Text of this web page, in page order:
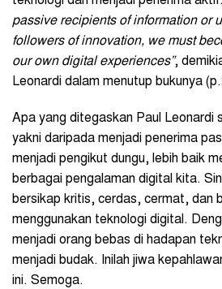
passive recipients of information or
followers of innovation, we must
our own digital experiences”,
Leonardi dalam menutup bukunya
Apa yang ditegaskan Paul Leonardi
yakni daripada menjadi penerima
menjadi pengikut dungu, lebih baik
berbagai pengalaman digital kita.
bersikap kritis, cerdas, cermat, dan
menggunakan teknologi digital.
menjadi orang bebas di hadapan
menjadi budak. Inilah jiwa
ini. Semoga.